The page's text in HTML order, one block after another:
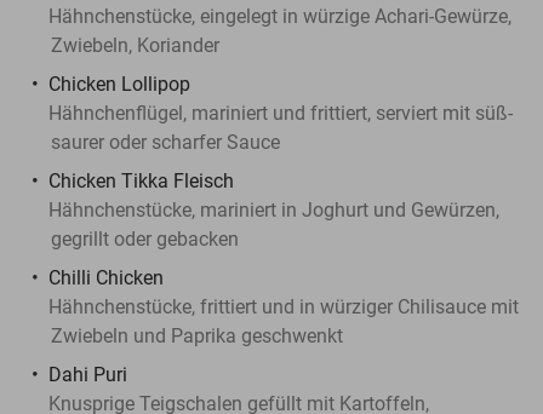
Hähnchenstücke, eingelegt in würzige Achari-Gewürze,
Zwiebeln, Koriander
Chicken Lollipop
Hähnchenflügel, mariniert und frittiert, serviert mit süß-
saurer oder scharfer Sauce
Chicken Tikka Fleisch
Hähnchenstücke, mariniert in Joghurt und Gewürzen,
gegrillt oder gebacken
Chilli Chicken
Hähnchenstücke, frittiert und in würziger Chilisauce mit
Zwiebeln und Paprika geschwenkt
Dahi Puri
Knusprige Teigschalen gefüllt mit Kartoffeln,